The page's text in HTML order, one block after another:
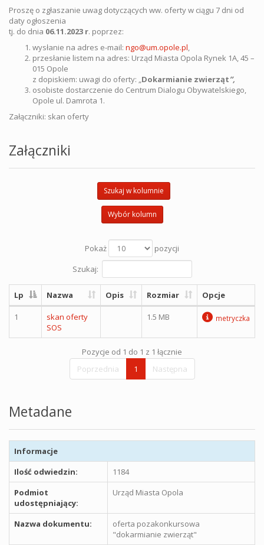
Proszę o zgłaszanie uwag dotyczących ww. oferty w ciągu 7 dni od
daty ogłoszenia
tj. do dnia 06.11.2023 r. poprzez:
wysłanie na adres e-mail: ngo@um.opole.pl,
przesłanie listem na adres: Urząd Miasta Opola Rynek 1A, 45 –
015 Opole
z dopiskiem: uwagi do oferty: „Dokarmianie zwierząt”,
osobiste dostarczenie do Centrum Dialogu Obywatelskiego,
Opole ul. Damrota 1.
Załączniki: skan oferty
Załączniki
Szukaj w kolumnie
Wybór kolumn
Pokaż
pozycji
Szukaj:
Lp Nazwa Opis Rozmiar Opcje
1
skan oferty
SOS
1.5 MB metryczka
Pozycje od 1 do 1 z 1 łącznie
Poprzednia
1 Następna
Metadane
Informacje
Ilość odwiedzin:
1184
Podmiot
udostępniający:
Urząd Miasta Opola
Nazwa dokumentu:
oferta pozakonkursowa
"dokarmianie zwierząt"